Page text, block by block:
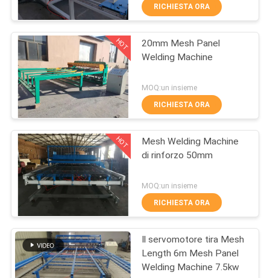
VR
CIRCA
NOI
GIRO
DELLA
FABBRICA
CONTROLLO
QUALITÀ
CONTATTICI
rinforzo della
saldatrice della
maglia
70
saldatrice della
maglia del recinto
RICHIESTA ORA
HOT
20mm Mesh Panel
Welding Machine
MOQ:un insieme
RICHIESTA ORA
HOT
Mesh Welding Machine
di rinforzo 50mm
MOQ:un insieme
RICHIESTA ORA
Il servomotore tira Mesh
Length 6m Mesh Panel
Welding Machine 7.5kw